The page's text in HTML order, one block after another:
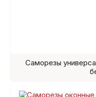
Саморезы